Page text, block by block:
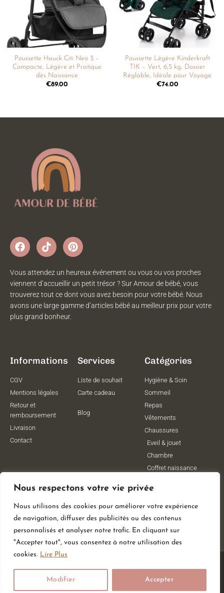
Nous respectons votre vie privée
Nous utilisons des cookies pour améliorer votre expérience
de navigation, diffuser des publicités ou des contenus
personnalisés et analyser notre trafic. En cliquant sur
"Accepter tout", vous consentez à notre utilisation des
cookies. Lire Plus
Modifier Accepter
Poussette Hauck Citi Neo 3 –
Compacte, Légère et Pratique
dès Naissance
€89.00
Poussette Légère Kinderkraft
TIK – Vert, 6,5 kg, Dossier
Réglable, Idéale pour Voyage
€74.00
Vous attendez un heureux événement ou vous ou vos proches
viennent d’accueillir un petit trésor ? Sur Amour de bébé, vous
trouverez tout ce dont vous avez besoin pour votre bébé. Nous
avons une large gamme d’articles bébé au meilleur prix pour votre
plus grand bonheur.
Informations
CGV
Mentions légales
Retour et
remboursement
Livraison
Contact
Services
Liste de souhait
Carte cadeau
Blog
Catégories
Hygiène & Soin
Sommeil
Repas
Vêtements
Chaussures
Eveil & jouet
Chambre
Coffret naissance
Vêtements de
grossesse
Lithothérapie
Poussettes
© All Rights Reserved
By Web Coast